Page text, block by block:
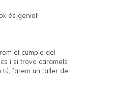
és genial!
el cumple del
i si trovo caramels
farem un taller de